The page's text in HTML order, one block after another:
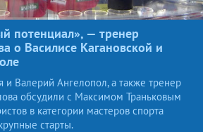
потенциал», — тренер
о Василисе Кагановской и
и Валерий Ангелопол, а также тренер
обсудили с Максимом Траньковым
в категории мастеров спорта
старты.